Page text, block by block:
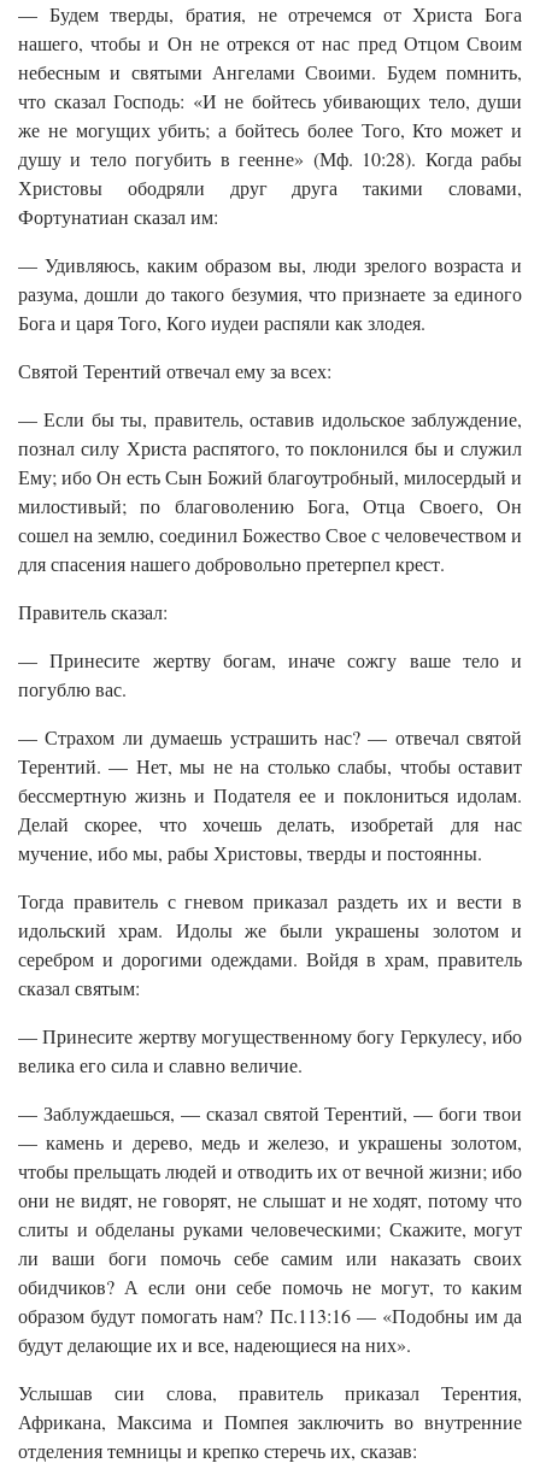
— Будем тверды, братия, не отречемся от Христа Бога
нашего, чтобы и Он не отрекся от нас пред Отцом Своим
небесным и святыми Ангелами Своими. Будем помнить,
что сказал Господь: «И не бойтесь убивающих тело, души
же не могущих убить; а бойтесь более Того, Кто может и
душу и тело погубить в геенне» (Мф. 10:28). Когда рабы
Христовы ободряли друг друга такими словами,
Фортунатиан сказал им:
— Удивляюсь, каким образом вы, люди зрелого возраста и
разума, дошли до такого безумия, что признаете за единого
Бога и царя Того, Кого иудеи распяли как злодея.
Святой Терентий отвечал ему за всех:
— Если бы ты, правитель, оставив идольское заблуждение,
познал силу Христа распятого, то поклонился бы и служил
Ему; ибо Он есть Сын Божий благоутробный, милосердый и
милостивый; по благоволению Бога, Отца Своего, Он
сошел на землю, соединил Божество Свое с человечеством и
для спасения нашего добровольно претерпел крест.
Правитель сказал:
— Принесите жертву богам, иначе сожгу ваше тело и
погублю вас.
— Страхом ли думаешь устрашить нас? — отвечал святой
Терентий. — Нет, мы не на столько слабы, чтобы оставит
бессмертную жизнь и Подателя ее и поклониться идолам.
Делай скорее, что хочешь делать, изобретай для нас
мучение, ибо мы, рабы Христовы, тверды и постоянны.
Тогда правитель с гневом приказал раздеть их и вести в
идольский храм. Идолы же были украшены золотом и
серебром и дорогими одеждами. Войдя в храм, правитель
сказал святым:
— Принесите жертву могущественному богу Геркулесу, ибо
велика его сила и славно величие.
— Заблуждаешься, — сказал святой Терентий, — боги твои
— камень и дерево, медь и железо, и украшены золотом,
чтобы прельщать людей и отводить их от вечной жизни; ибо
они не видят, не говорят, не слышат и не ходят, потому что
слиты и обделаны руками человеческими; Скажите, могут
ли ваши боги помочь себе самим или наказать своих
обидчиков? А если они себе помочь не могут, то каким
образом будут помогать нам? Пс.113:16 — «Подобны им да
будут делающие их и все, надеющиеся на них».
Услышав сии слова, правитель приказал Терентия,
Африкана, Максима и Помпея заключить во внутренние
отделения темницы и крепко стеречь их, сказав: